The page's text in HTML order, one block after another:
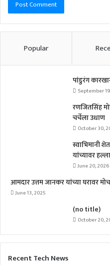
Popular
पांडुरंग
September
रणजितसिंह
चर्चेला उधाण
October 30,
स्वाभिमानी
यांच्यावर
June 20, 2026
आमदार उत्तम जानकर यांच्या घरावर
June 13, 2025
(no title)
October 20,
Recent Tech News